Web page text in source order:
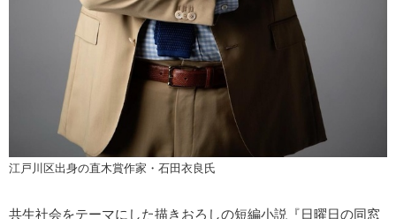
江戸川区出身の直木賞作家・石田衣良氏
共生社会をテーマにした描きおろしの短編小説『日曜日の同窓